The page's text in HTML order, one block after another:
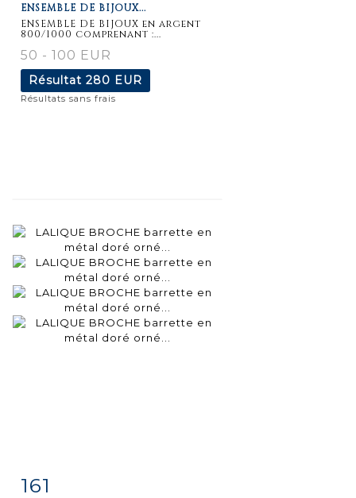
détaillée
ENSEMBLE DE BIJOUX...
ENSEMBLE DE BIJOUX en argent
800/1000 comprenant :...
50 - 100 EUR
Résultat 280 EUR
Résultats sans frais
161